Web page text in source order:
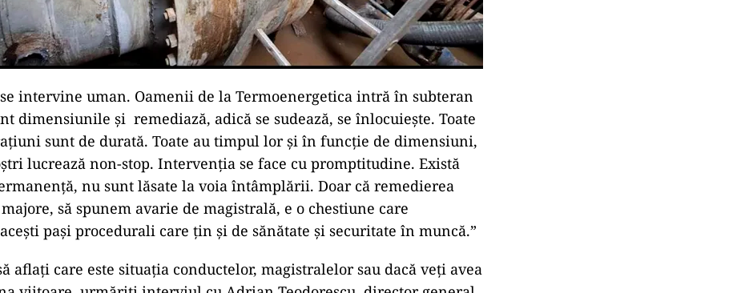
intervine uman. Oamenii de la Termoenergetica intră în subteran
dimensiunile și remediază, adică se sudează, se înlocuiește. Toate
sunt de durată. Toate au timpul lor și în funcție de dimensiuni,
lucrează non-stop. Intervenția se face cu promptitudine. Există
nu sunt lăsate la voia întâmplării. Doar că remedierea
să spunem avarie de magistrală, e o chestiune care
pași procedurali care țin și de sănătate și securitate în muncă.”
aflați care este situația conductelor, magistralelor sau dacă veți avea